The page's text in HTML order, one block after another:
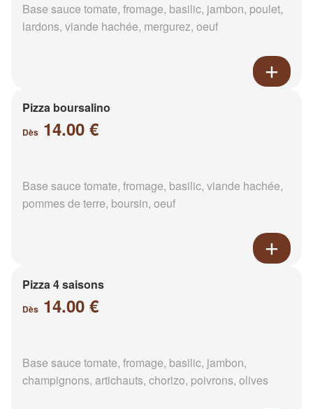
Base sauce tomate, fromage, basilic, jambon, poulet,
lardons, viande hachée, mergurez, oeuf
Pizza boursalino
Dès 14.00 €
Base sauce tomate, fromage, basilic, viande hachée,
pommes de terre, boursin, oeuf
Pizza 4 saisons
Dès 14.00 €
Base sauce tomate, fromage, basilic, jambon,
champignons, artichauts, chorizo, poivrons, olives